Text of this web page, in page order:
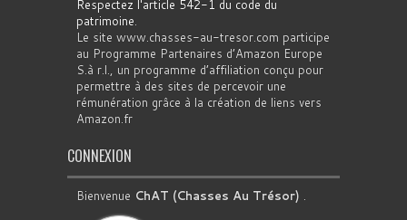
Respectez l'article 542-1 du code du
patrimoine.
Le site www.chasses-au-tresor.com participe
au Programme Partenaires d’Amazon Europe
S.à r.l., un programme d’affiliation conçu pour
permettre à des sites de percevoir une
rémunération grâce à la création de liens vers
Amazon.fr
CONNEXION
Bienvenue ChAT (Chasses Au Trésor) .